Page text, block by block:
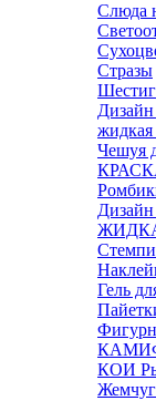
Слюда
Стразы
жидкая
Чешуя
Гель
КОИ